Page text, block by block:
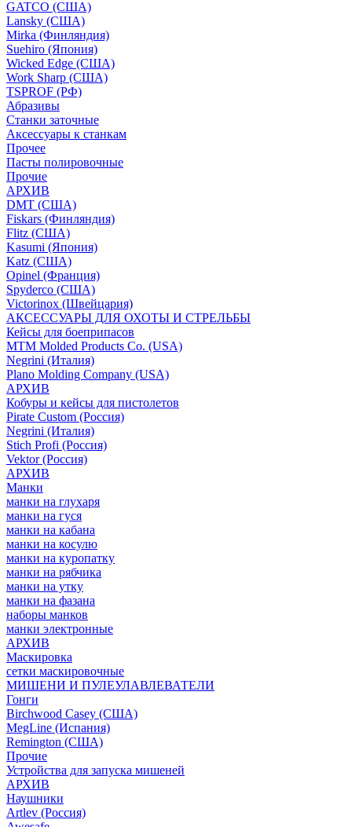
GATCO (США)
Lansky (США)
Mirka (Финляндия)
Suehiro (Япония)
Wicked Edge (США)
Work Sharp (США)
TSPROF (РФ)
Абразивы
Станки заточные
Аксессуары к станкам
Прочее
Пасты полировочные
Прочие
АРХИВ
DMT (США)
Fiskars (Финляндия)
Flitz (США)
Kasumi (Япония)
Katz (США)
Opinel (Франция)
Spyderco (США)
Victorinox (Швейцария)
АКСЕССУАРЫ ДЛЯ ОХОТЫ И СТРЕЛЬБЫ
Кейсы для боеприпасов
MTM Molded Products Co. (USA)
Negrini (Италия)
Plano Molding Company (USA)
АРХИВ
Кобуры и кейсы для пистолетов
Pirate Custom (Россия)
Negrini (Италия)
Stich Profi (Россия)
Vektor (Россия)
АРХИВ
Манки
манки на глухаря
манки на гуся
манки на кабана
манки на косулю
манки на куропатку
манки на рябчика
манки на утку
манки на фазана
наборы манков
манки электронные
АРХИВ
Маскировка
сетки маскировочные
МИШЕНИ И ПУЛЕУЛАВЛЕВАТЕЛИ
Гонги
Birchwood Casey (США)
MegLine (Испания)
Remington (США)
Прочие
Устройства для запуска мишеней
АРХИВ
Наушники
Artlev (Россия)